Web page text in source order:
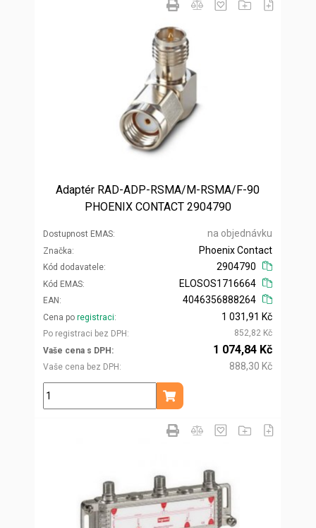
Adaptér RAD-ADP-RSMA/M-RSMA/F-90
PHOENIX CONTACT 2904790
Dostupnost EMAS na objednávku
Značka
Kód dodavatele
Phoenix Contact
2904790
Kód EMAS
EAN
ELOSOS1716664
4046356888264
Cena po registraci
Po registraci bez DPH
1 031,91 Kč
852,82 Kč
Vaše cena s DPH
Vaše cena bez DPH
1 074,84 Kč
888,30 Kč
ks
Přidat do košíku